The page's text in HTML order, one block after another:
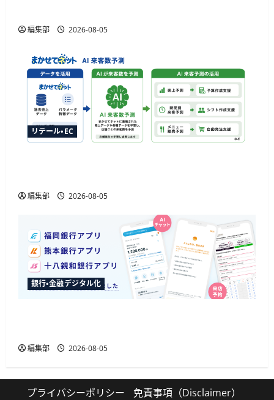
編集部 2026-08-05
リテール・EC
編集部 2026-08-05
銀行・金融デジタル化
編集部 2026-08-05
プライバシーポリシー
免責事項（Disclaimer）